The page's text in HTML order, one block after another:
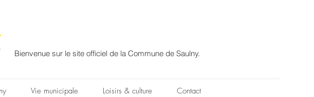
Bienvenue sur le site officiel de la Commune de Saulny.
Vie municipale Loisirs & culture Contact